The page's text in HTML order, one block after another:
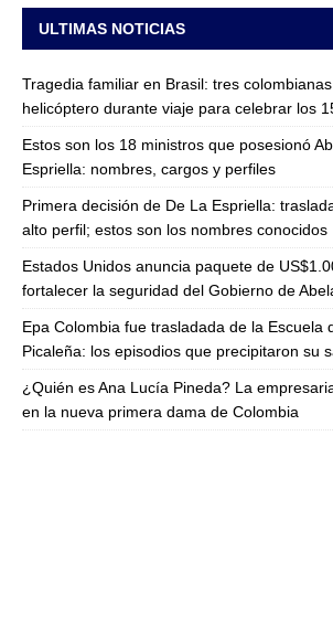
ULTIMAS NOTICIAS
Tragedia familiar en Brasil: tres
helicóptero durante viaje para celebrar los
Estos son los 18 ministros que posesionó
Espriella: nombres, cargos y perfiles
Primera decisión de De La Espriella:
alto perfil; estos son los nombres conocidos
Estados Unidos anuncia paquete de
fortalecer la seguridad del Gobierno de
Epa Colombia fue trasladada de la Escuela
Picaleña: los episodios que precipitaron su
¿Quién es Ana Lucía Pineda? La
en la nueva primera dama de Colombia